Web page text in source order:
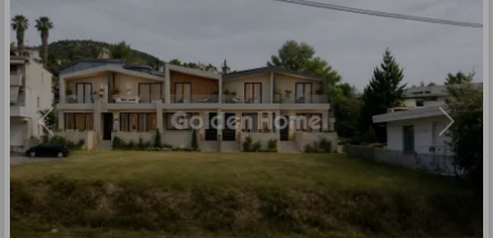
Previous Next